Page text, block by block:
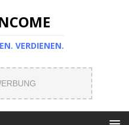
VERDIENEN.